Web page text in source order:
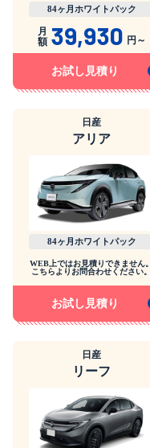
84ヶ月ホワイトパック
月
額 39,930 円～
お試し見積り
日産
アリア
84ヶ月ホワイトパック
WEB上ではお見積りできません。
こちらよりお問合わせください。
お試し見積り
日産
リーフ